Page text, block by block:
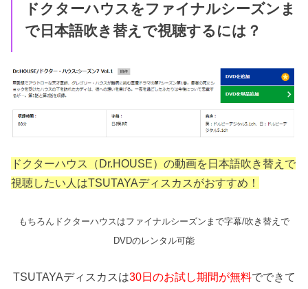
ドクターハウスをファイナルシーズンま
で日本語吹き替えで視聴するには？
ドクターハウス（Dr.HOUSE）の動画を日本語吹き替えで
視聴したい人はTSUTAYAディスカスがおすすめ！
もちろんドクターハウスはファイナルシーズンまで字幕/吹き替えで
DVDのレンタル可能
TSUTAYAディスカスは30日のお試し期間が無料でできて